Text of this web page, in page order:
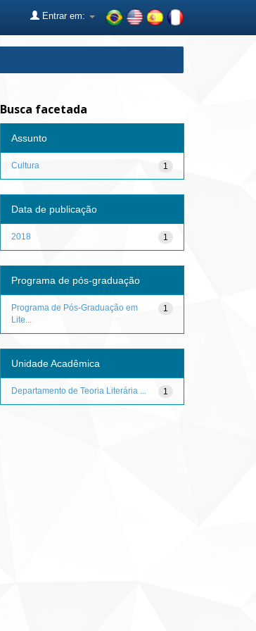
Entrar em:
Busca facetada
Assunto
1
Cultura
Data de publicação
1
2018
Programa de pós-graduação
1
Programa de Pós-Graduação em
Lite...
Unidade Acadêmica
1
Departamento de Teoria Literária ...